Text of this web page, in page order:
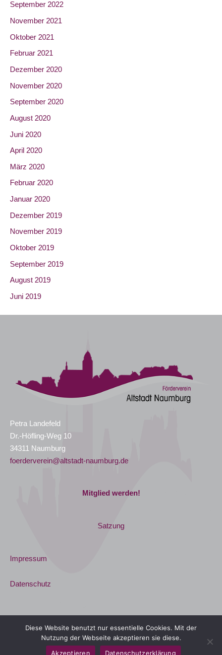
September 2022
November 2021
Oktober 2021
Februar 2021
Dezember 2020
November 2020
September 2020
August 2020
Juni 2020
April 2020
März 2020
Februar 2020
Januar 2020
Dezember 2019
November 2019
Oktober 2019
September 2019
August 2019
Juni 2019
Petra Landefeld
Dr.-Höfling-Weg 10
34311 Naumburg
foerderverein@altstadt-naumburg.de
Mitglied werden!
Satzung
Impressum
Datenschutz
Copyright © 2026Förderverein Altstadt Naumburg
Diese Website benutzt nur essentielle Cookies. Mit der
Nutzung der Webseite akzeptieren sie diese.
Akzeptieren
Datenschutzerklärung